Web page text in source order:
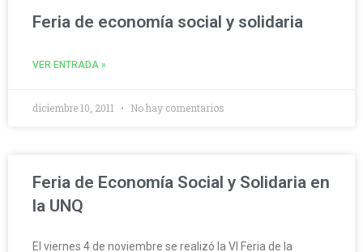
Feria de economía social y solidaria
VER ENTRADA »
diciembre 10, 2011 No hay comentarios
Feria de Economía Social y Solidaria en
la UNQ
El viernes 4 de noviembre se realizó la VI Feria de la